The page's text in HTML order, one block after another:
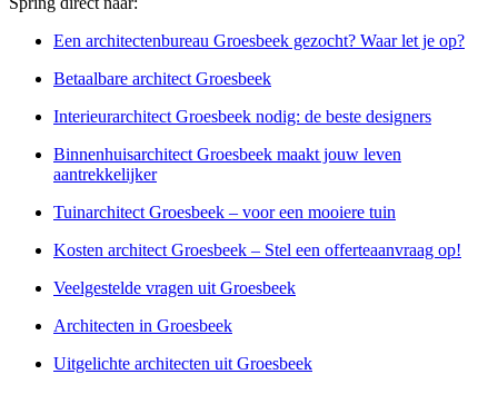
Een architectenbureau Groesbeek gezocht? Waar let je op?
Betaalbare architect Groesbeek
Interieurarchitect Groesbeek nodig: de beste designers
Binnenhuisarchitect Groesbeek maakt jouw leven
aantrekkelijker
Tuinarchitect Groesbeek – voor een mooiere tuin
Kosten architect Groesbeek – Stel een offerteaanvraag op!
Veelgestelde vragen uit Groesbeek
Architecten in Groesbeek
Uitgelichte architecten uit Groesbeek